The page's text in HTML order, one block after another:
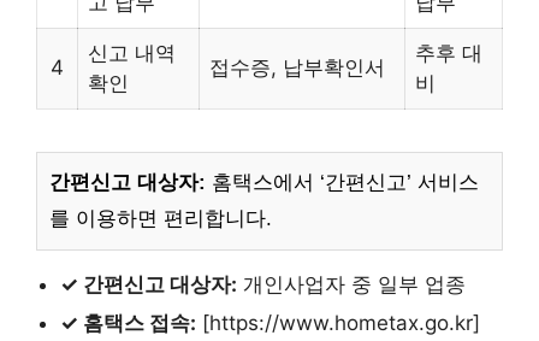
4
신고 내역
확인
접수증, 납부확인서
추후 대
비
간편신고 대상자: 홈택스에서 ‘간편신고’ 서비스
를 이용하면 편리합니다.
✓ 간편신고 대상자: 개인사업자 중 일부 업종
✓ 홈택스 접속: [https://www.hometax.go.kr]